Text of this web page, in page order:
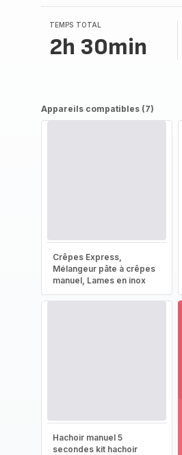
TEMPS TOTAL
2h 30min
Appareils compatibles (7)
Crêpes Express,
Mélangeur pâte à crêpes
manuel, Lames en inox
Hachoir manuel 5
secondes kit hachoir